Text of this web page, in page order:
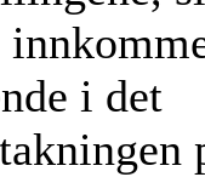
i det